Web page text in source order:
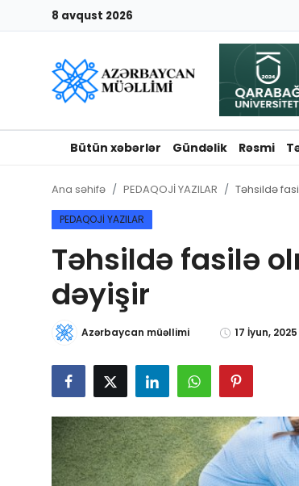
8 avqust 2026
Bütün xəbərlər Gündəlik Rəsmi
Giriş
Qeydiyyat
Qəzetə elan ver
Haqqımızda
Reklam və elan
Biz kimik?
Bütün xəbərlər
Gündəlik
Ana səhifə PEDAQOJİ YAZILAR Təhsildə
PEDAQOJİ YAZILAR
Təhsildə fasilə
dəyişir
Azərbaycan müəllimi 17 İyun,